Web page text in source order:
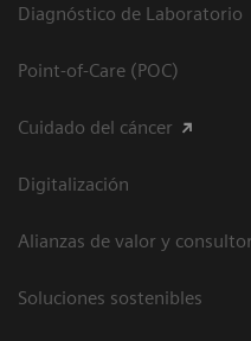
Diagnóstico de Laboratorio
Point-of-Care (POC)
Cuidado del cáncer
Digitalización
Alianzas de valor y
Soluciones sostenibles